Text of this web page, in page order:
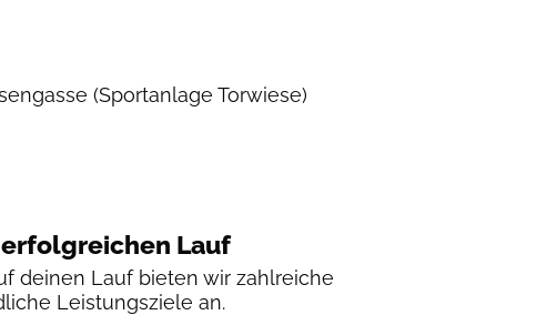
(Sportanlage Torwiese)
Lauf
deinen Lauf bieten wir zahlreiche
Leistungsziele an.